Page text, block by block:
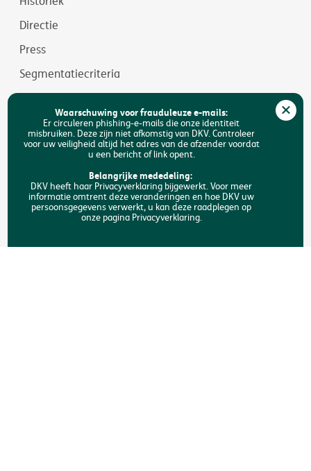
Directie
Press
Segmentatiecriteria
Jobs
Duurzaamheid
Toegankelijkheid
Zoeken
Waarschuwing voor frauduleuze e-mails:
Er circuleren phishing-e-mails die onze identiteit
misbruiken. Deze zijn niet afkomstig van DKV. Controleer
voor uw veiligheid altijd het adres van de afzender voordat
u een bericht of link opent.
Belangrijke mededeling:
DKV heeft haar Privacyverklaring bijgewerkt. Voor meer
informatie omtrent deze veranderingen en hoe DKV uw
persoonsgegevens verwerkt, u kan deze raadplegen op
onze pagina Privacyverklaring.